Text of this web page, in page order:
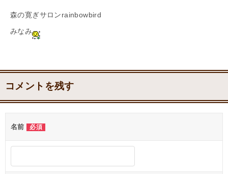
森の寛ぎサロンrainbowbird
みなみ
コメントを残す
名前 必須